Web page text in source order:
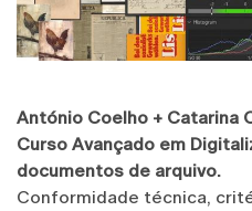
António Coelho + Catarina
Curso Avançado em
documentos de arquivo.
Conformidade técnica,